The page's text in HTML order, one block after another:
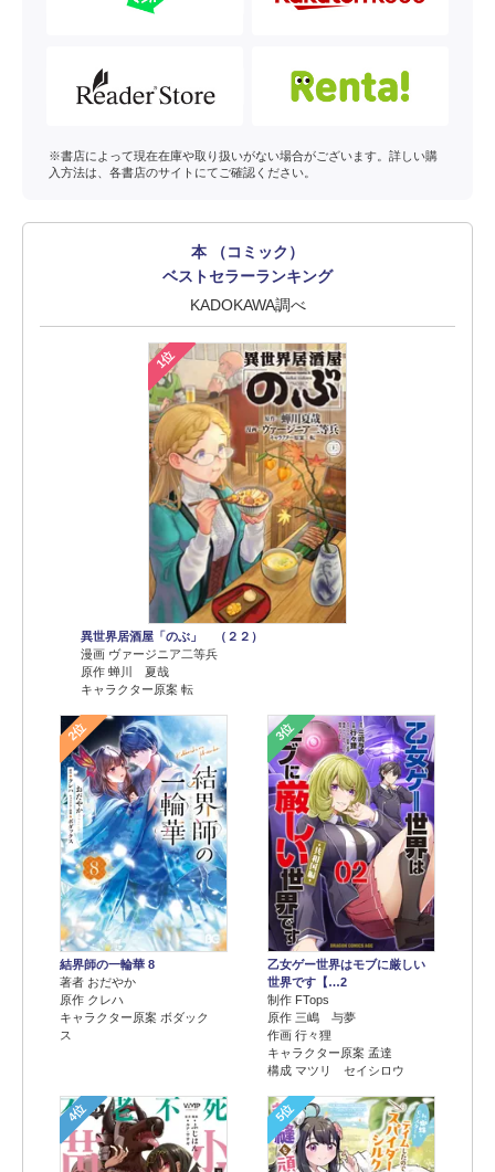
※書店によって現在在庫や取り扱いがない場合がございます。詳しい購
入方法は、各書店のサイトにてご確認ください。
本 （コミック）
ベストセラーランキング
KADOKAWA調べ
1位
異世界居酒屋「のぶ」 （２２）
漫画 ヴァージニア二等兵
原作 蝉川 夏哉
キャラクター原案 転
2位
結界師の一輪華 8
著者 おだやか
原作 クレハ
キャラクター原案 ボダック
ス
3位
乙女ゲー世界はモブに厳しい
世界です【…2
制作 FTops
原作 三嶋 与夢
作画 行々狸
キャラクター原案 孟達
構成 マツリ セイシロウ
4位 5位